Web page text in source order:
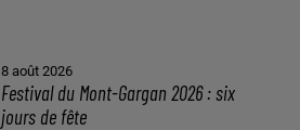
8 août 2026
Festival du Mont-Gargan 2026 : six
jours de fête